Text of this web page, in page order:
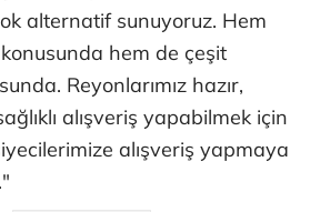
alternatif sunuyoruz. Hem
hem de çeşit
Reyonlarımız hazır,
alışveriş yapabilmek için
alışveriş yapmaya